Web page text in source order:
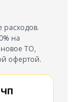
расходов.
на
ТО,
офертой.